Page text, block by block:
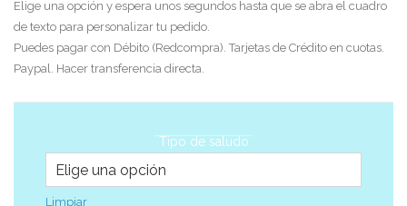
Elige una opción y espera unos segundos hasta que se abra el cuadro
de texto para personalizar tu pedido.
Puedes pagar con Débito (Redcompra). Tarjetas de Crédito en cuotas.
Paypal. Hacer transferencia directa.
Tipo de saludo
Limpiar